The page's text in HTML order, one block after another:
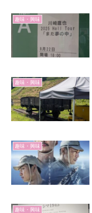
趣味・興味
趣味・興味
趣味・興味
趣味・興味